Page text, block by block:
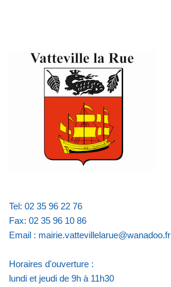
Tel: 02 35 96 22 76
Fax: 02 35 96 10 86
Email : mairie.vattevillelarue@wanadoo.fr
Horaires d'ouverture :
lundi et jeudi de 9h à 11h30